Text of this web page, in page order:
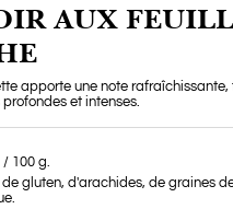
AUX
apporte une note
et intenses.
100 g.
gluten, d'arachides, de graines